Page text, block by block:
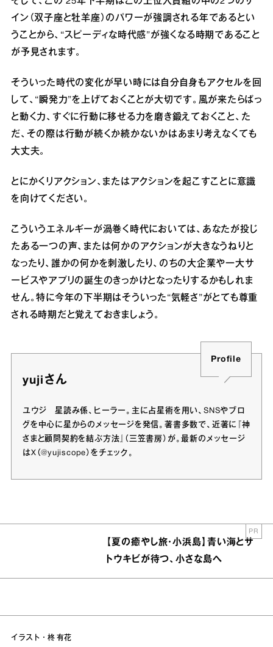
イン（双子座と牡羊座）のパワーが強調される年であるとい
うことから、“スピーディな時代感”が強くなる時期であること
が予見されます。
そういった時代の変化が早い時には自分自身もアクセルを回
して、“瞬発力”を上げておくことが大切です。風が来たらぱっ
と動く力、すぐに行動に移せる力を磨き鍛えておくこと、た
だ、その際は行動が続くか続かないかはあまり考えなくても
大丈夫。
とにかくリアクション、またはアクションを起こすことに意識
を向けてください。
こういうエネルギーが渦巻く時代においては、あなたが投じ
たある一つの声、または何かのアクションが大きなうねりと
なったり、誰かの何かを刺激したり、のちの大企業や一大サ
ービスやアプリの誕生のきっかけとなったりするかもしれま
せん。特に今年の下半期はそういった“気軽さ”がとても尊重
される時期だと覚えておきましょう。
yujiさん
Profile
ユウジ 星読み係、ヒーラー。主に占星術を用い、SNSやブロ
グを中心に星からのメッセージを発信。著書多数で、近著に『神
さまと顧問契約を結ぶ方法』（三笠書房）が。最新のメッセージ
はX（@yujiscope）をチェック。
【夏の癒やし旅・小浜島】青い海とサ
トウキビが待つ、小さな島へ
PR
イラスト・柊 有花